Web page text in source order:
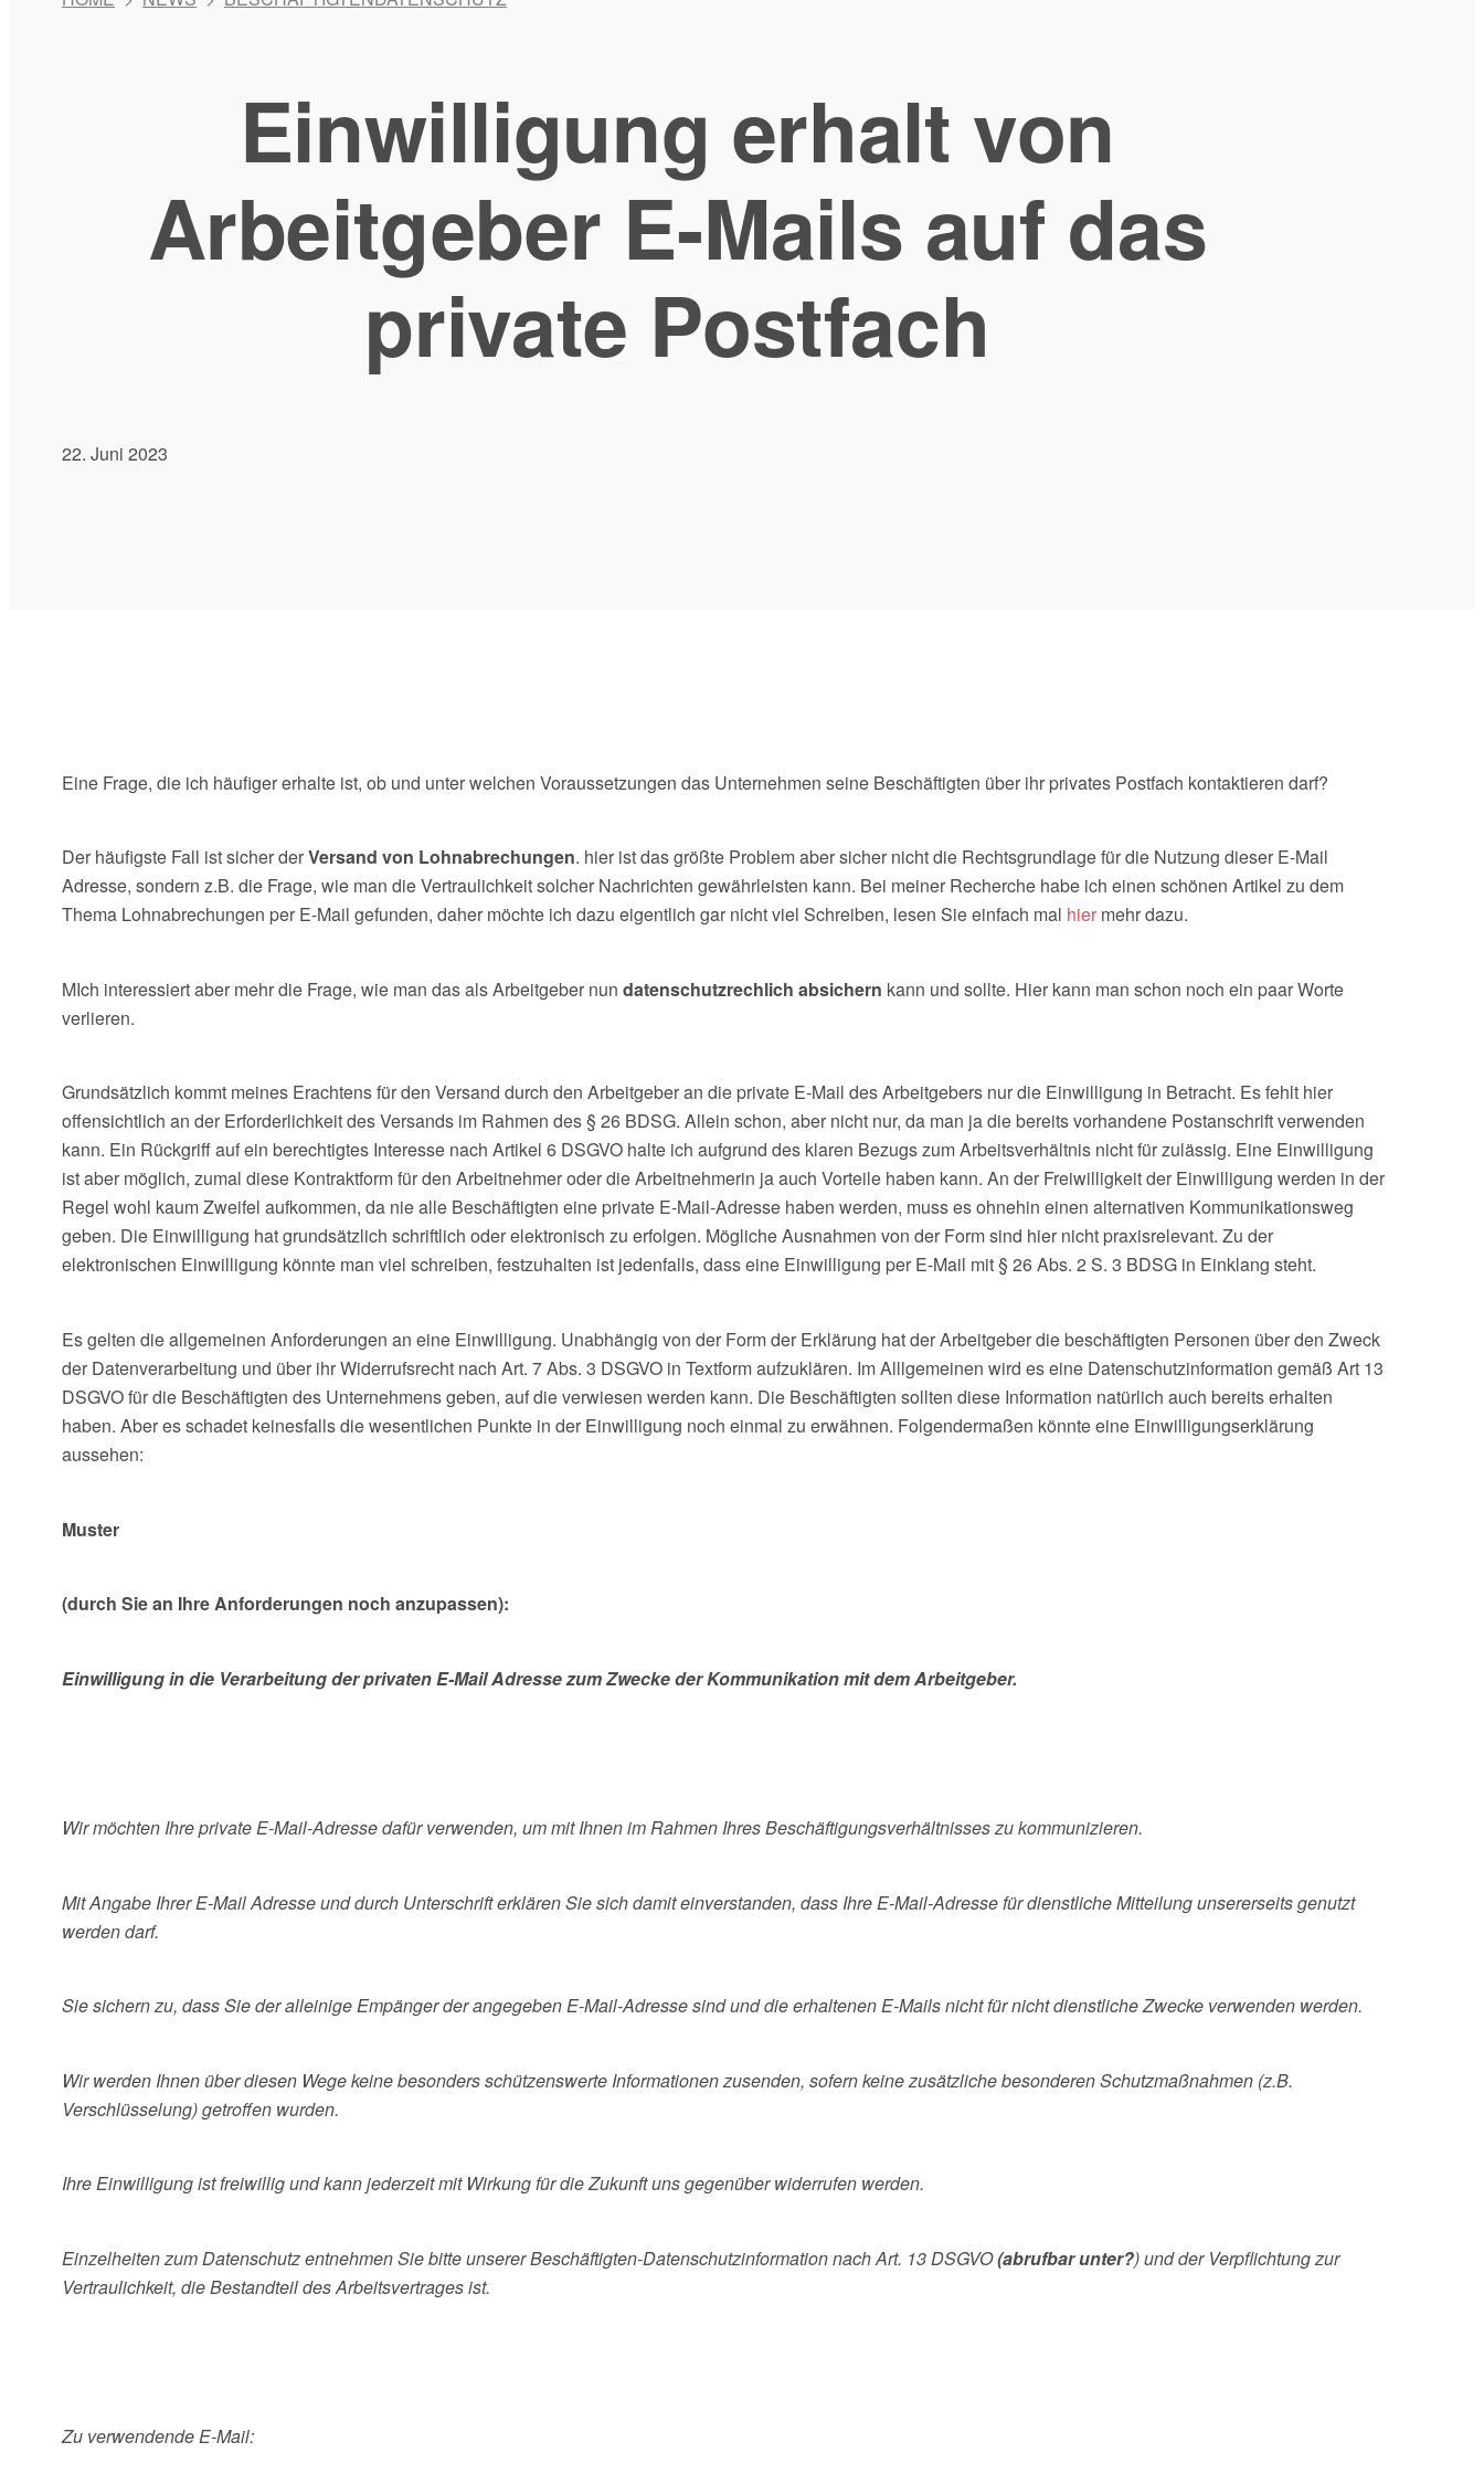
Einwilligung erhalt von
Arbeitgeber E-Mails auf das
private Postfach
22. Juni 2023
Eine Frage, die ich häufiger erhalte ist, ob und unter welchen Voraussetzungen das Unternehmen seine Beschäftigten über ihr privates Postfach kontaktieren darf?
Der häufigste Fall ist sicher derVersand von Lohnabrechungen. hier ist das größte Problem aber sicher nicht die Rechtsgrundlage für die Nutzung dieser E-Mail
Adresse, sondern z.B. die Frage, wie man die Vertraulichkeit solcher Nachrichten gewährleisten kann. Bei meiner Recherche habe ich einen schönen Artikel zu dem
Thema Lohnabrechungen per E-Mail gefunden, daher möchte ich dazu eigentlich gar nicht viel Schreiben, lesen Sie einfach mal hiermehr dazu.
MIch interessiert aber mehr die Frage, wie man das als Arbeitgeber nun datenschutzrechlich absichern kann und sollte. Hier kann man schon noch ein paar Worte
verlieren.
Grundsätzlich kommt meines Erachtens für den Versand durch den Arbeitgeber an die private E-Mail des Arbeitgebers nur die Einwilligung in Betracht. Es fehlt hier
offensichtlich an der Erforderlichkeit des Versands im Rahmen des § 26 BDSG. Allein schon, aber nicht nur, da man ja die bereits vorhandene Postanschrift verwenden
kann. Ein Rückgriff auf ein berechtigtes Interesse nach Artikel 6 DSGVO halte ich aufgrund des klaren Bezugs zum Arbeitsverhältnis nicht für zulässig. Eine Einwilligung
ist aber möglich, zumal diese Kontraktform für den Arbeitnehmer oder die Arbeitnehmerin ja auch Vorteile haben kann. An der Freiwilligkeit der Einwilligung werden in der
Regel wohl kaum Zweifel aufkommen, da nie alle Beschäftigten eine private E-Mail-Adresse haben werden, muss es ohnehin einen alternativen Kommunikationsweg
geben. Die Einwilligung hat grundsätzlich schriftlich oder elektronisch zu erfolgen. Mögliche Ausnahmen von der Form sind hier nicht praxisrelevant. Zu der
elektronischen Einwilligung könnte man viel schreiben, festzuhalten ist jedenfalls, dass eine Einwilligung per E-Mail mit § 26 Abs. 2 S. 3 BDSG in Einklang steht.
Es gelten die allgemeinen Anforderungen an eine Einwilligung. Unabhängig von der Form der Erklärung hat der Arbeitgeber die beschäftigten Personen über den Zweck
der Datenverarbeitung und über ihr Widerrufsrecht nach Art. 7 Abs. 3 DSGVO in Textform aufzuklären. Im Alllgemeinen wird es eine Datenschutzinformation gemäß Art 13
DSGVO für die Beschäftigten des Unternehmens geben, auf die verwiesen werden kann. Die Beschäftigten sollten diese Information natürlich auch bereits erhalten
haben. Aber es schadet keinesfalls die wesentlichen Punkte in der Einwilligung noch einmal zu erwähnen. Folgendermaßen könnte eine Einwilligungserklärung
aussehen:
Muster
(durch Sie an Ihre Anforderungen noch anzupassen):
Einwilligung in die Verarbeitung der privaten E-Mail Adresse zum Zwecke der Kommunikation mit dem Arbeitgeber.
Wir möchten Ihre private E-Mail-Adresse dafür verwenden, um mit Ihnen im Rahmen Ihres Beschäftigungsverhältnisses zu kommunizieren.
Mit Angabe Ihrer E-Mail Adresse und durch Unterschrift erklären Sie sich damit einverstanden, dass Ihre E-Mail-Adresse für dienstliche Mitteilung unsererseits genutzt
werden darf.
Sie sichern zu, dass Sie der alleinige Empänger der angegeben E-Mail-Adresse sind und die erhaltenen E-Mails nicht für nicht dienstliche Zwecke verwenden werden.
Wir werden Ihnen über diesen Wege keine besonders schützenswerte Informationen zusenden, sofern keine zusätzliche besonderen Schutzmaßnahmen (z.B.
Verschlüsselung) getroffen wurden.
Ihre Einwilligung ist freiwillig und kann jederzeit mit Wirkung für die Zukunft uns gegenüber widerrufen werden.
Einzelheiten zum Datenschutz entnehmen Sie bitte unserer Beschäftigten-Datenschutzinformation nach Art. 13 DSGVO(abrufbar unter?) und der Verpflichtung zur
Vertraulichkeit, die Bestandteil des Arbeitsvertrages ist.
Zu verwendende E-Mail: